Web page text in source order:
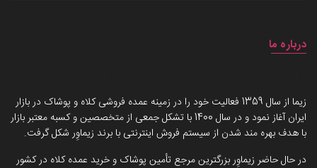
درباره ما
زیما از سال 1359 فعالیت خود را در زمینه عمده فروشی کلاه و پوشاک در بازار
ایران آغاز نمود و در سال 1400 با تشکل جمعی از متخصصین و کسبه معتبر بازار
با هدف بهره مند شدن از سیستم فروش اینترنتی با برند زیماوِر شکل گرفت.
در حال حاضر زیماوِر بزرگترین مرجع تأمین پوشاک و خرید عمده کلاه در کشور